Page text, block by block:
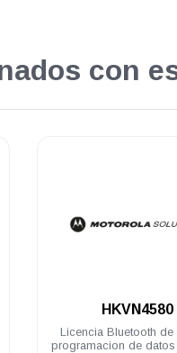
con
SPTTL0300
Licencia SmartPTT
101-300